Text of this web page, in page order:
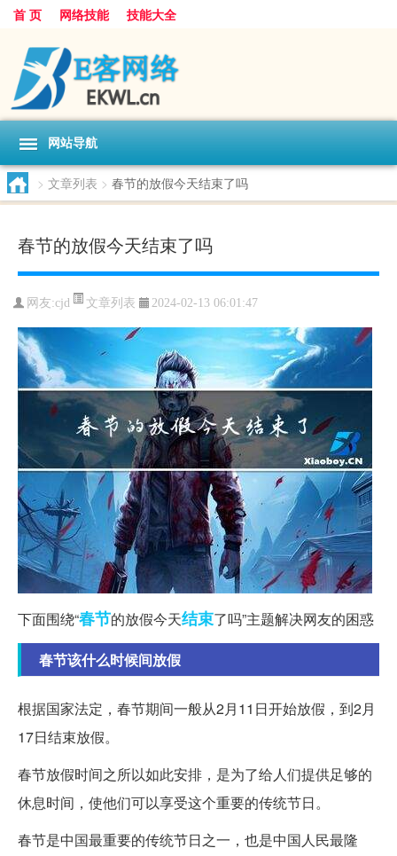
首 页 网络技能 技能大全
网站导航
> 文章列表 > 春节的放假今天结束了吗
春节的放假今天结束了吗
网友:cjd 文章列表 2024-02-13 06:01:47
下面围绕“春节的放假今天结束了吗”主题解决网友的困惑
春节该什么时候间放假
根据国家法定，春节期间一般从2月11日开始放假，到2月
17日结束放假。
春节放假时间之所以如此安排，是为了给人们提供足够的
休息时间，使他们可以享受这个重要的传统节日。
春节是中国最重要的传统节日之一，也是中国人民最隆